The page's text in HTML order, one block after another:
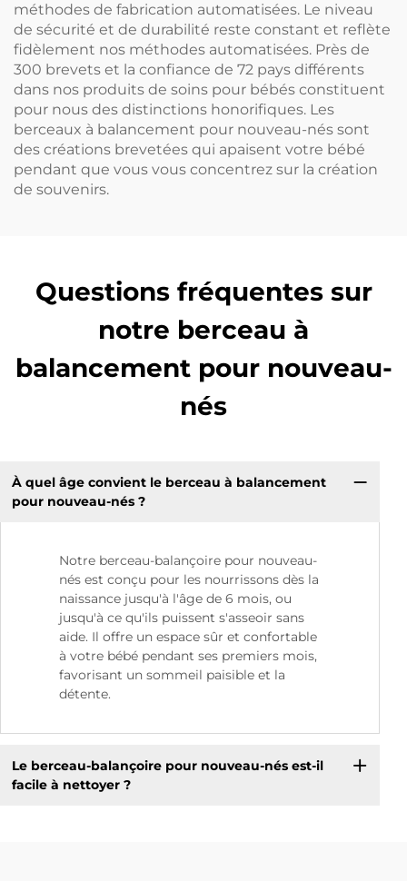
méthodes de fabrication automatisées. Le niveau
de sécurité et de durabilité reste constant et reflète
fidèlement nos méthodes automatisées. Près de
300 brevets et la confiance de 72 pays différents
dans nos produits de soins pour bébés constituent
pour nous des distinctions honorifiques. Les
berceaux à balancement pour nouveau-nés sont
des créations brevetées qui apaisent votre bébé
pendant que vous vous concentrez sur la création
de souvenirs.
Questions fréquentes sur
notre berceau à
balancement pour nouveau-
nés
À quel âge convient le berceau à balancement
pour nouveau-nés ?
Notre berceau-balançoire pour nouveau-
nés est conçu pour les nourrissons dès la
naissance jusqu'à l'âge de 6 mois, ou
jusqu'à ce qu'ils puissent s'asseoir sans
aide. Il offre un espace sûr et confortable
à votre bébé pendant ses premiers mois,
favorisant un sommeil paisible et la
détente.
Le berceau-balançoire pour nouveau-nés est-il
facile à nettoyer ?